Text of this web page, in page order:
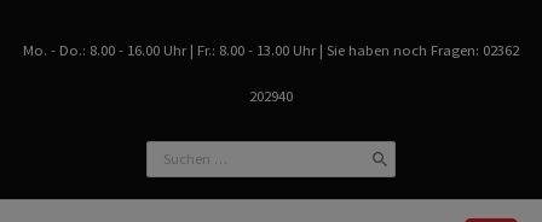
springen
Mo. - Do.: 8.00 - 16.00 Uhr | Fr.: 8.00 - 13.00 Uhr | Sie haben noch Fragen: 02362
202940
Search
for: